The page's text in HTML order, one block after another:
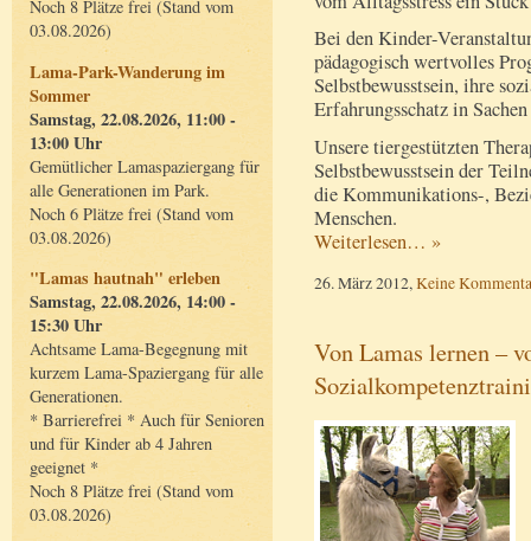
Noch 8 Plätze frei (Stand vom
03.08.2026)
Lama-Park-Wanderung im
Sommer
Samstag, 22.08.2026, 11:00 -
13:00 Uhr
Gemütlicher Lamaspaziergang für
alle Generationen im Park.
Noch 6 Plätze frei (Stand vom
03.08.2026)
"Lamas hautnah" erleben
Samstag, 22.08.2026, 14:00 -
15:30 Uhr
Achtsame Lama-Begegnung mit
kurzem Lama-Spaziergang für alle
Generationen.
* Barrierefrei * Auch für Senioren
und für Kinder ab 4 Jahren
geeignet *
Noch 8 Plätze frei (Stand vom
03.08.2026)
Bei den Kinder-
pädagogisch wertvolles
Selbstbewusstsein, ihre
Erfahrungsschatz in
Unsere tiergestützten
Selbstbewusstsein der
die Kommunikations-,
Menschen.
Weiterlesen… »
26. März 2012,Keine
Von Lamas lernen –